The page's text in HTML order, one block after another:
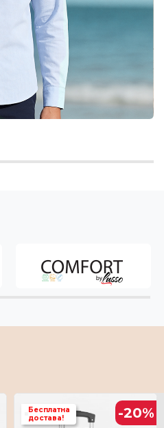
Бесплатна
достава!
-20%